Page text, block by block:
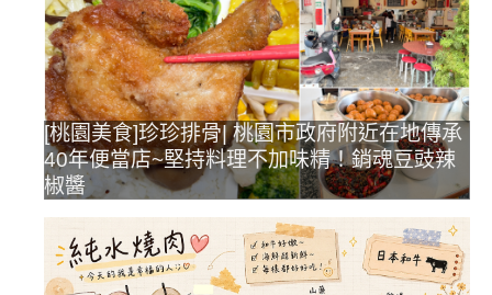
[桃園美食]珍珍排骨| 桃園市政府附近在地傳承
40年便當店~堅持料理不加味精！銷魂豆豉辣
椒醬